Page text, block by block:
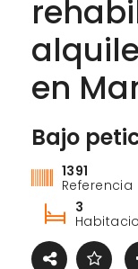
en
Bajo
1391
Referencia
3